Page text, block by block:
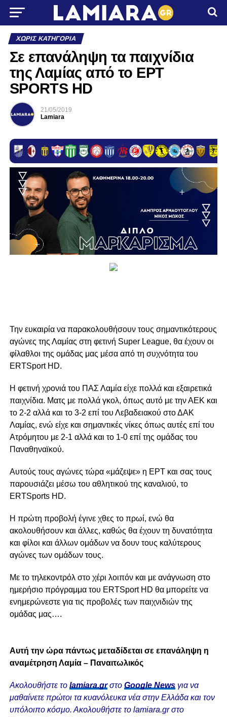
ΧΩΡΊΣ ΚΑΤΗΓΟΡΊΑ
Σε επανάληψη τα παιχνίδια
της Λαμίας από το ΕΡΤ
SPORTS HD
21/05/2019
Lamiara
Την ευκαιρία να παρακολουθήσουν τους σημαντικότερους
αγώνες της Λαμίας στη φετινή Super League, θα έχουν οι
φίλαθλοι της ομάδας μας μέσα από τη συχνότητα του
ERTSport HD.
Η φετινή χρονιά του ΠΑΣ Λαμία είχε πολλά και εξαιρετικά
παιχνίδια. Ματς με πολλά γκολ, όπως αυτό με την ΑΕΚ και
το 2-2 αλλά και το 3-2 επί του Λεβαδειακού στο ΔΑΚ
Λαμίας, ενώ είχε και σημαντικές νίκες όπως αυτές επί του
Ατρόμητου με 2-1 αλλά και το 1-0 επί της ομάδας του
Παναθηναϊκού.
Αυτούς τους αγώνες τώρα «μάζεψε» η ΕΡΤ και σας τους
παρουσιάζει μέσω του αθλητικού της καναλιού, το
ERTSports HD.
Η πρώτη προβολή έγινε χθες το πρωί, ενώ θα
ακολουθήσουν και άλλες, καθώς θα έχουν τη δυνατότητα
και φίλοι και άλλων ομάδων να δουν τους καλύτερους
αγώνες των ομάδων τους.
Με το τηλεκοντρόλ στο χέρι λοιπόν και με ανάγνωση στο
ημερήσιο πρόγραμμα του ERTSport HD θα μπορείτε να
ενημερώνεστε για τις προβολές των παιχνιδιών της
ομάδας μας….
Αυτή την ώρα πάντως μεταδίδεται σε επανάληψη η
αναμέτρηση Λαμία – Παναιτωλικός
Ακολουθήστε το lamiara.grστο Google Newsγια να
μαθαίνετε πρώτοι τα κυανόλευκα νέα στην Ελλάδα και τον
υπόλοιπο κόσμο. Ακολουθήστε το lamiara.gr στο